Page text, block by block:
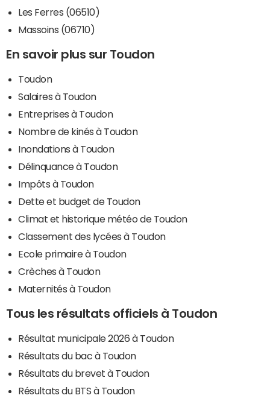
Les Ferres (06510)
Massoins (06710)
En savoir plus sur Toudon
Toudon
Salaires à Toudon
Entreprises à Toudon
Nombre de kinés à Toudon
Inondations à Toudon
Délinquance à Toudon
Impôts à Toudon
Dette et budget de Toudon
Climat et historique météo de Toudon
Classement des lycées à Toudon
Ecole primaire à Toudon
Crèches à Toudon
Maternités à Toudon
Tous les résultats officiels à Toudon
Résultat municipale 2026 à Toudon
Résultats du bac à Toudon
Résultats du brevet à Toudon
Résultats du BTS à Toudon